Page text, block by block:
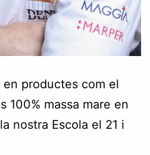
productes com el
100% massa mare en
nostra Escola el 21 i